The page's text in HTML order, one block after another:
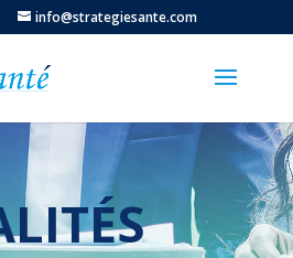
info@strategiesante.com